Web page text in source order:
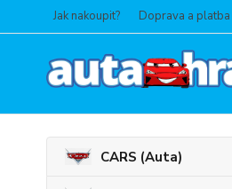
Jak nakoupit? Doprava a platba
CARS (Auta)